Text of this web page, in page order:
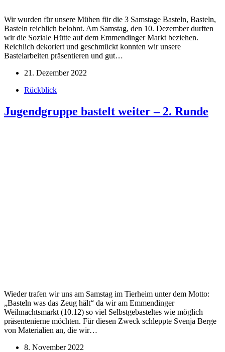
Wir wurden für unsere Mühen für die 3 Samstage Basteln, Basteln,
Basteln reichlich belohnt. Am Samstag, den 10. Dezember durften
wir die Soziale Hütte auf dem Emmendinger Markt beziehen.
Reichlich dekoriert und geschmückt konnten wir unsere
Bastelarbeiten präsentieren und gut…
21. Dezember 2022
Rückblick
Jugendgruppe bastelt weiter – 2. Runde
Wieder trafen wir uns am Samstag im Tierheim unter dem Motto:
„Basteln was das Zeug hält“ da wir am Emmendinger
Weihnachtsmarkt (10.12) so viel Selbstgebasteltes wie möglich
präsentenierne möchten. Für diesen Zweck schleppte Svenja Berge
von Materialien an, die wir…
8. November 2022